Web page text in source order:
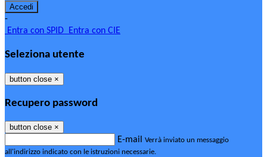
-
Entra con SPID Entra con CIE
Seleziona utente
button close ×
Recupero password
button close ×
E-mail Verrà inviato un messaggio
all'indirizzo indicato con le istruzioni necessarie.